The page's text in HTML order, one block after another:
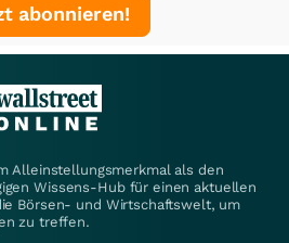
abonnieren!
Alleinstellungsmerkmal als den
Wissens-Hub für einen aktuellen
Börsen- und Wirtschaftswelt, um
zu treffen.